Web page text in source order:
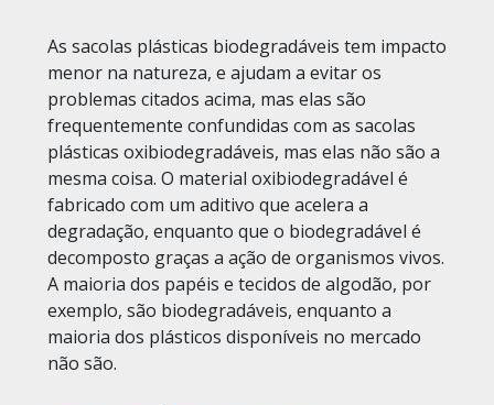
As sacolas plásticas biodegradáveis tem impacto
menor na natureza, e ajudam a evitar os
problemas citados acima, mas elas são
frequentemente confundidas com as sacolas
plásticas oxibiodegradáveis, mas elas não são a
mesma coisa. O material oxibiodegradável é
fabricado com um aditivo que acelera a
degradação, enquanto que o biodegradável é
decomposto graças a ação de organismos vivos.
A maioria dos papéis e tecidos de algodão, por
exemplo, são biodegradáveis, enquanto a
maioria dos plásticos disponíveis no mercado
não são.